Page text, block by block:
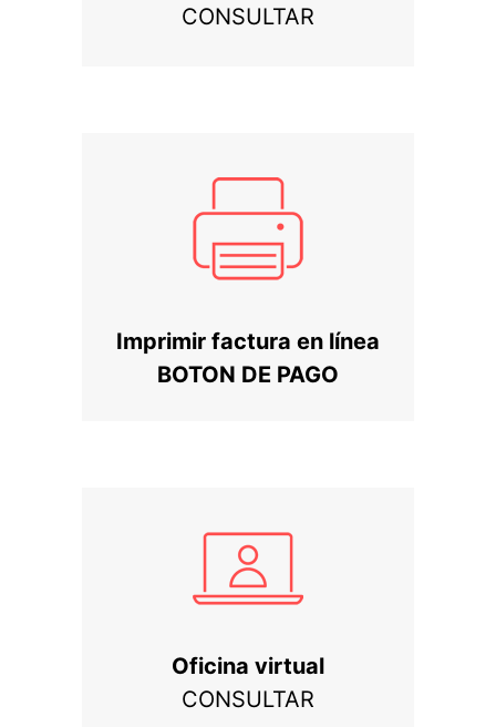
CONSULTAR
Imprimir factura en línea
BOTON DE PAGO
Oficina virtual
CONSULTAR